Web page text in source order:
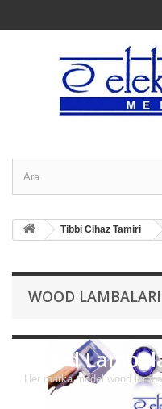
Tibbi Cihaz Tamiri
WOOD
Wood
Her marka model wood